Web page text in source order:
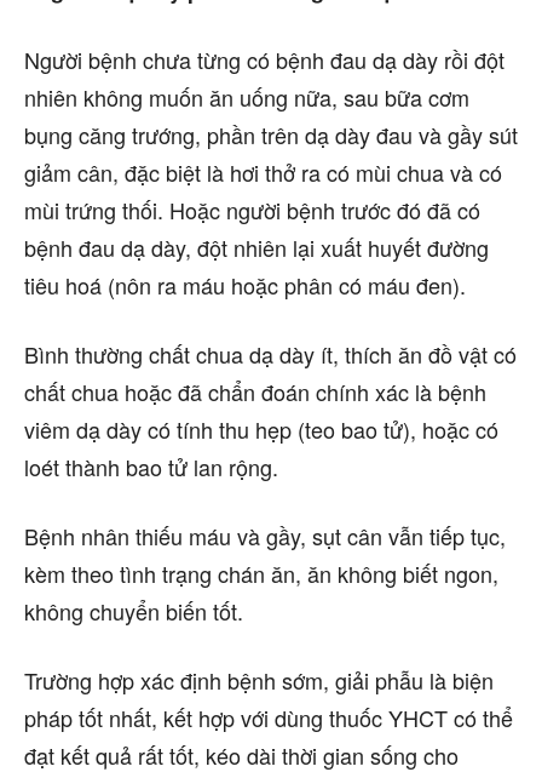
Người bệnh chưa từng có bệnh đau dạ dày rồi đột
nhiên không muốn ăn uống nữa, sau bữa cơm
bụng căng trướng, phần trên dạ dày đau và gầy sút
giảm cân, đặc biệt là hơi thở ra có mùi chua và có
mùi trứng thối. Hoặc người bệnh trước đó đã có
bệnh đau dạ dày, đột nhiên lại xuất huyết đường
tiêu hoá (nôn ra máu hoặc phân có máu đen).
Bình thường chất chua dạ dày ít, thích ăn đồ vật có
chất chua hoặc đã chẩn đoán chính xác là bệnh
viêm dạ dày có tính thu hẹp (teo bao tử), hoặc có
loét thành bao tử lan rộng.
Bệnh nhân thiếu máu và gầy, sụt cân vẫn tiếp tục,
kèm theo tình trạng chán ăn, ăn không biết ngon,
không chuyển biến tốt.
Trường hợp xác định bệnh sớm, giải phẫu là biện
pháp tốt nhất, kết hợp với dùng thuốc YHCT có thể
đạt kết quả rất tốt, kéo dài thời gian sống cho